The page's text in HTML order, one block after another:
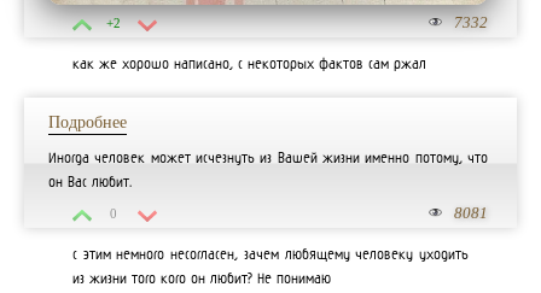
7332
+2
как же хорошо написано, с некоторых фактов сам ржал
8081
0
Подробнее
Иногда человек может исчезнуть из Вашей жизни именно потому, что
он Вас любит.
с этим немного несогласен, зачем любящему человеку уходить
из жизни того кого он любит? Не понимаю